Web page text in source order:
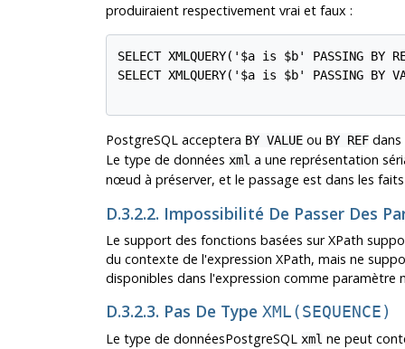
produiraient respectivement vrai et faux :
SELECT XMLQUERY('$a is $b' PASSING BY
SELECT XMLQUERY('$a is $b' PASSING BY
PostgreSQLacceptera BY VALUEou BY REFdans
Le type de données xml a une représentation
nœud à préserver, et le passage est dans les
D.3.2.2. Impossibilité De Passer Des
Le support des fonctions basées sur XPath
du contexte de l'expression XPath, mais ne
disponibles dans l'expression comme paramètre
D.3.2.3. Pas De Type XML(SEQUENCE)
Le type de donnéesPostgreSQL xml ne peut